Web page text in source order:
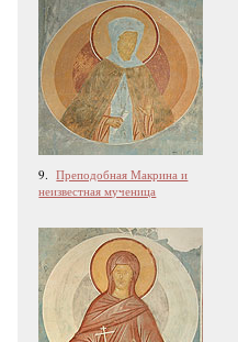
9.Преподобная Макрина и
неизвестная мученица